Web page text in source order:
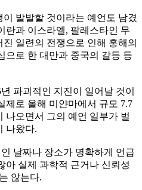
발발할 것이라는 예언도 남겼
란과 이스라엘, 팔레스타인 무
일련의 전쟁으로 인해 홍해의
으로 한 대만과 중국의 갈등 등
파괴적인 지진이 일어날 것이
제로 올해 미얀마에서 규모 7.7
나오면서 그의 예언 일부가 벌
나왔다.
날짜나 장소가 명확하게 언급
아 실제 과학적 근거나 신뢰성
않는다.